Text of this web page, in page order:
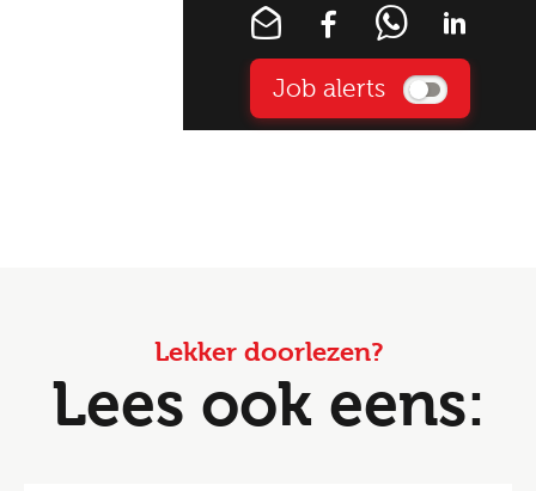
Job alerts
Lekker doorlezen?
Lees ook eens: